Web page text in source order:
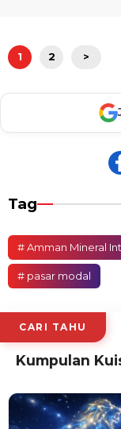
1 2 >
Tag
# Amman Mineral
# pasar modal
CARI TAHU
Kumpulan